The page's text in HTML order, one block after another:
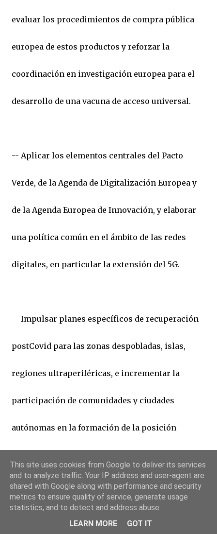
evaluar los procedimientos de compra pública
europea de estos productos y reforzar la
coordinación en investigación europea para el
desarrollo de una vacuna de acceso universal.
-- Aplicar los elementos centrales del Pacto
Verde, de la Agenda de Digitalización Europea y
de la Agenda Europea de Innovación, y elaborar
una política común en el ámbito de las redes
digitales, en particular la extensión del 5G.
-- Impulsar planes específicos de recuperación
postCovid para las zonas despobladas, islas,
regiones ultraperiféricas, e incrementar la
participación de comunidades y ciudades
autónomas en la formación de la posición
-- Promover un acuerdo entre la UE y Reino
This site uses cookies from Google to deliver its services
and to analyze traffic. Your IP address and user-agent are
shared with Google along with performance and security
metrics to ensure quality of service, generate usage
statistics, and to detect and address abuse.
LEARN MORE
GOT IT